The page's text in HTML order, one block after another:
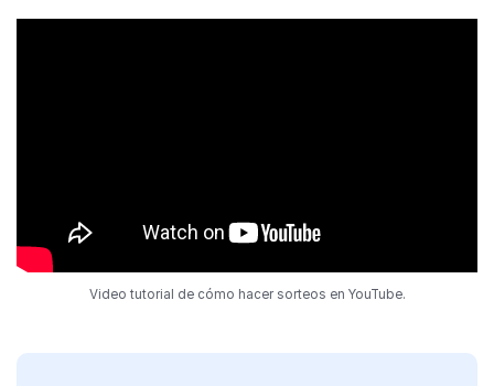
Video tutorial de cómo hacer sorteos en YouTube.